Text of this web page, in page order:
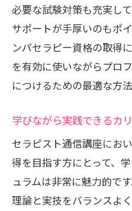
オンライン教材
集中して学ぶた
成功するための
セラピスト通信講座
境とその魅力
時間に縛られな
オンラインコミ
自宅での学習を
学びを深めるた
多忙な毎日に適
必要な試験対策も充実し
サポートが手厚いのもポ
ンパセラピー資格の取得
を有効に使いながらプロ
につけるための最適な方
学びながら実践できるカ
セラピスト通信講座にお
得を目指す方にとって、
ュラムは非常に魅力的で
理論と実技をバランスよ